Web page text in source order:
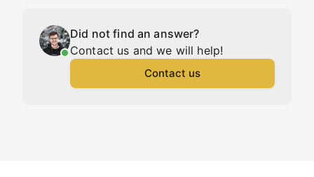
Did not find an answer?
Contact us and we will help!
Contact us